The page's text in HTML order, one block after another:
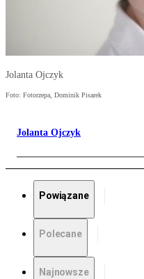
Jolanta Ojczyk
Foto: Fotorzepa, Dominik Pisarek
Jolanta Ojczyk
Powiązane
Polecane
Najnowsze